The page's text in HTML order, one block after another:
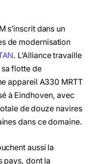
s’inscrit dans un
de modernisation
. L’Alliance travaille
flotte de
appareil A330 MRTT
à Eindhoven, avec
de douze navires
dans ce domaine.
aussi la
pays, dont la